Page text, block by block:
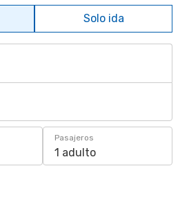
Solo ida
Pasajeros
1 adulto